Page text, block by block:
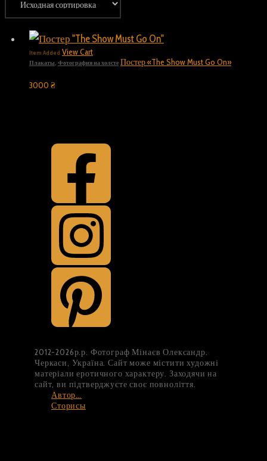
Item Added View Cart
Плакаты, Фотография на холсте Постер «The Show Must Go On»
3000 ₴
2012-2026р.р. Фотограф Мінаєв Олександр.
Черкаси, Україна. Сайт може містити художні
матеріали еротичного характеру. Заходячи на
сайт, ви підтверджуєте своє повноліття.
Автор…
Сторисы